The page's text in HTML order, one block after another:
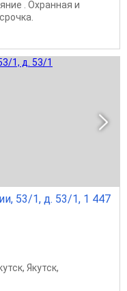
. Охранная и
53/1, д. 53/1, 1 447
, Якутск,